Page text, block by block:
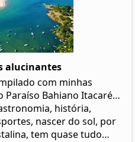
alucinantes
com minhas
Paraíso Bahiano Itacaré…
história,
nascer do sol, por
tem quase tudo…